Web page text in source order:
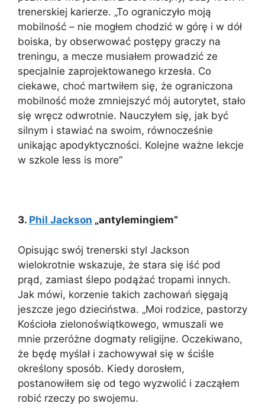
trenerskiej karierze. „To ograniczyło moją
mobilność – nie mogłem chodzić w górę i w dół
boiska, by obserwować postępy graczy na
treningu, a mecze musiałem prowadzić ze
specjalnie zaprojektowanego krzesła. Co
ciekawe, choć martwiłem się, że ograniczona
mobilność może zmniejszyć mój autorytet, stało
się wręcz odwrotnie. Nauczyłem się, jak być
silnym i stawiać na swoim, równocześnie
unikając apodyktyczności. Kolejne ważne lekcje
w szkole less is more”
3. Phil Jackson „antylemingiem”
Opisując swój trenerski styl Jackson
wielokrotnie wskazuje, że stara się iść pod
prąd, zamiast ślepo podążać tropami innych.
Jak mówi, korzenie takich zachowań sięgają
jeszcze jego dzieciństwa. „Moi rodzice, pastorzy
Kościoła zielonoświątkowego, wmuszali we
mnie przeróżne dogmaty religijne. Oczekiwano,
że będę myślał i zachowywał się w ściśle
określony sposób. Kiedy dorosłem,
postanowiłem się od tego wyzwolić i zacząłem
robić rzeczy po swojemu.